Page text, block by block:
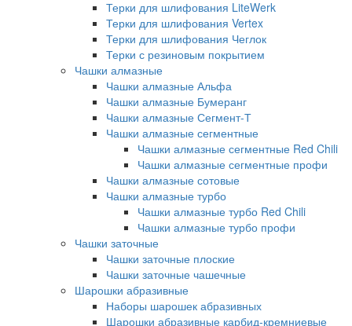
Терки для шлифования LiteWerk
Терки для шлифования Vertex
Терки для шлифования Чеглок
Терки с резиновым покрытием
Чашки алмазные
Чашки алмазные Альфа
Чашки алмазные Бумеранг
Чашки алмазные Сегмент-Т
Чашки алмазные сегментные
Чашки алмазные сегментные Red Chili
Чашки алмазные сегментные профи
Чашки алмазные сотовые
Чашки алмазные турбо
Чашки алмазные турбо Red Chili
Чашки алмазные турбо профи
Чашки заточные
Чашки заточные плоские
Чашки заточные чашечные
Шарошки абразивные
Наборы шарошек абразивных
Шарошки абразивные карбид-кремниевые